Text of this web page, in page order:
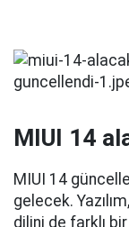
MIUI 14
MIUI 14
gelecek.
dilini de farklı